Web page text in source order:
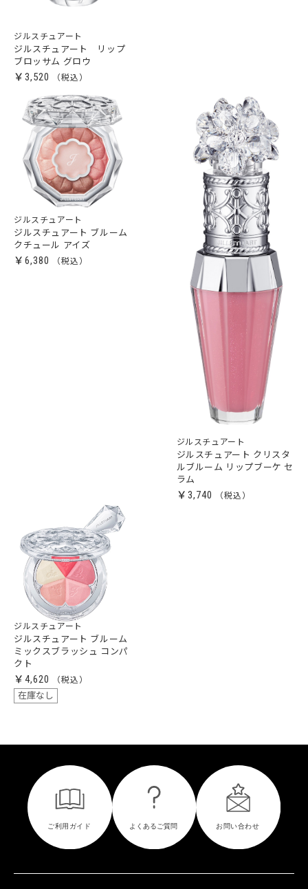
ジルスチュアート
ジルスチュアート リップ
ブロッサム グロウ
￥3,520
ジルスチュアート
ジルスチュアート ブルーム
クチュール アイズ
￥6,380
ジルスチュアート
ジルスチュアート クリスタ
ルブルーム リップブーケ セ
ラム
￥3,740
ジルスチュアート
ジルスチュアート ブルーム
ミックスブラッシュ コンパ
クト
￥4,620
在庫なし